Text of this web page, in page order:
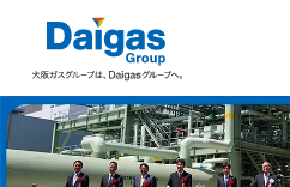
EN / JP
Daigasグループについて